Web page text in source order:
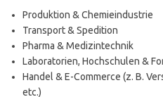
Produktion & Chemieindustrie
Transport & Spedition
Pharma & Medizintechnik
Laboratorien, Hochschulen &
Handel & E-Commerce (z. B.
etc.)